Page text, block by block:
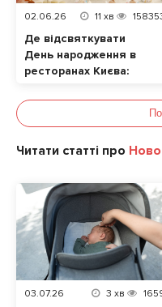
02.06.26 11 хв
Де відсвяткувати
День народження в
ресторанах Києва:
Читати статті про
03.07.26 3 хв